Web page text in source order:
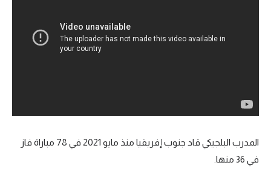
المدرب البلجيكي قاد جنوب إفريقيا منذ مايو 2021 في 78 مباراة فاز
في 36 منها.